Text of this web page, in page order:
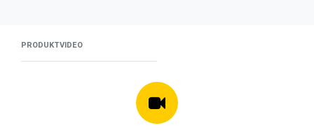
PRODUKTVIDEO